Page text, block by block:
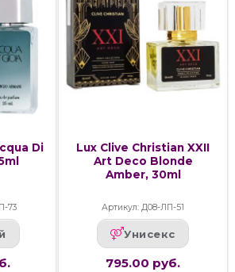
Di
73
Lux Clive Christian XXII
Art Deco Blonde
Amber, 30ml
Артикул: Д08-ЛП-51
Унисекс
795.00 руб.